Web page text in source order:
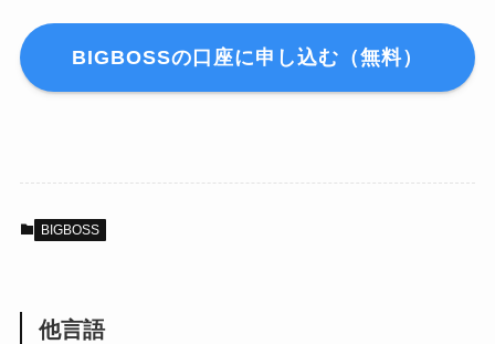
BIGBOSSの口座に申し込む（無料）
BIGBOSS
他言語